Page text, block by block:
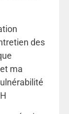
des
ma